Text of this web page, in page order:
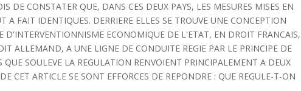
DE CONSTATER QUE, DANS CES DEUX PAYS, LES MESURES MISES EN
A FAIT IDENTIQUES. DERRIERE ELLES SE TROUVE UNE CONCEPTION
D'INTERVENTIONNISME ECONOMIQUE DE L'ETAT, EN DROIT FRANCAIS,
ALLEMAND, A UNE LIGNE DE CONDUITE REGIE PAR LE PRINCIPE DE
SOULEVE LA REGULATION RENVOIENT PRINCIPALEMENT A DEUX
CET ARTICLE SE SONT EFFORCES DE REPONDRE : QUE REGULE-T-ON